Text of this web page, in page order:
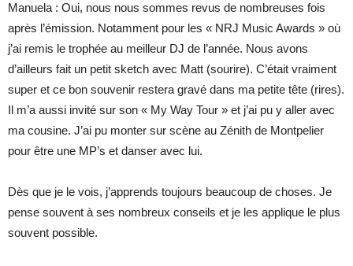
Manuela : Oui, nous nous sommes revus de nombreuses fois
après l’émission. Notamment pour les « NRJ Music Awards » où
j’ai remis le trophée au meilleur DJ de l’année. Nous avons
d’ailleurs fait un petit sketch avec Matt (sourire). C’était vraiment
super et ce bon souvenir restera gravé dans ma petite tête (rires).
Il m’a aussi invité sur son « My Way Tour » et j’ai pu y aller avec
ma cousine. J’ai pu monter sur scène au Zénith de Montpelier
pour être une MP’s et danser avec lui.
Dès que je le vois, j’apprends toujours beaucoup de choses. Je
pense souvent à ses nombreux conseils et je les applique le plus
souvent possible.